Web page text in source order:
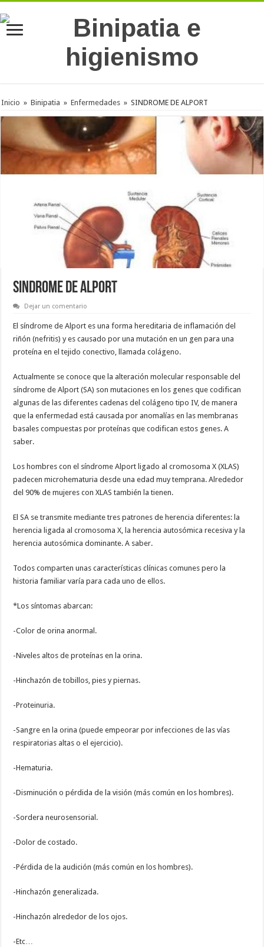
Inicio » Binipatia » Enfermedades » SINDROME DE ALPORT
SINDROME DE ALPORT
Dejar un comentario
El síndrome de Alport es una forma hereditaria de inflamación del
riñón (nefritis) y es causado por una mutación en un gen para una
proteína en el tejido conectivo, llamada colágeno.
Actualmente se conoce que la alteración molecular responsable del
síndrome de Alport (SA) son mutaciones en los genes que codifican
algunas de las diferentes cadenas del colágeno tipo IV, de manera
que la enfermedad está causada por anomalías en las membranas
basales compuestas por proteínas que codifican estos genes. A
saber.
Los hombres con el síndrome Alport ligado al cromosoma X (XLAS)
padecen microhematuria desde una edad muy temprana. Alrededor
del 90% de mujeres con XLAS también la tienen.
El SA se transmite mediante tres patrones de herencia diferentes: la
herencia ligada al cromosoma X, la herencia autosómica recesiva y la
herencia autosómica dominante. A saber.
Todos comparten unas características clínicas comunes pero la
historia familiar varía para cada uno de ellos.
*Los síntomas abarcan:
-Color de orina anormal.
-Niveles altos de proteínas en la orina.
-Hinchazón de tobillos, pies y piernas.
-Proteinuria.
-Sangre en la orina (puede empeorar por infecciones de las vías
respiratorias altas o el ejercicio).
-Hematuria.
-Disminución o pérdida de la visión (más común en los hombres).
-Sordera neurosensorial.
-Dolor de costado.
-Pérdida de la audición (más común en los hombres).
-Hinchazón generalizada.
-Hinchazón alrededor de los ojos.
-Etc…